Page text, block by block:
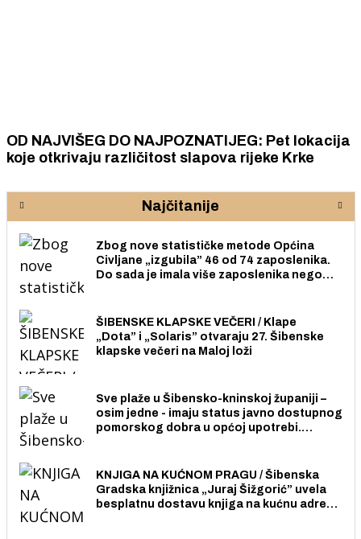
OD NAJVIŠEG DO NAJPOZNATIJEG: Pet lokacija
koje otkrivaju različitost slapova rijeke Krke
Najčitanije
Zbog nove statističke metode Općina
Civljane „izgubila” 46 od 74 zaposlenika.
Do sada je imala više zaposlenika nego
ŠIBENSKE KLAPSKE VEČERI / Klape
„Dota” i „Solaris” otvaraju 27. Šibenske
klapske večeri na Maloj loži
Sve plaže u Šibensko-kninskoj županiji –
osim jedne - imaju status javno dostupnog
pomorskog dobra u općoj upotrebi.
KNJIGA NA KUĆNOM PRAGU / Šibenska
Gradska knjižnica „Juraj Šižgorić” uvela
besplatnu dostavu knjiga na kućnu adresu